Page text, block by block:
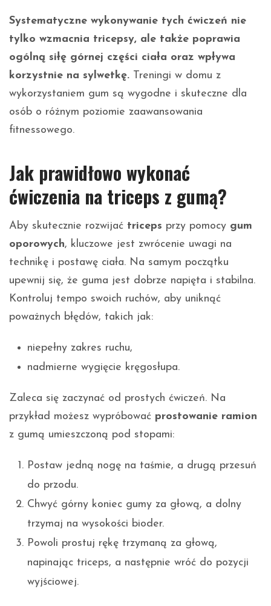
Systematyczne wykonywanie tych ćwiczeń nie
tylko wzmacnia tricepsy, ale także poprawia
ogólną siłę górnej części ciała oraz wpływa
korzystnie na sylwetkę. Treningi w domu z
wykorzystaniem gum są wygodne i skuteczne dla
osób o różnym poziomie zaawansowania
fitnessowego.
Jak prawidłowo wykonać
ćwiczenia na triceps z gumą?
Aby skutecznie rozwijać triceps przy pomocy gum
oporowych, kluczowe jest zwrócenie uwagi na
technikę i postawę ciała. Na samym początku
upewnij się, że guma jest dobrze napięta i stabilna.
Kontroluj tempo swoich ruchów, aby uniknąć
poważnych błędów, takich jak:
niepełny zakres ruchu,
nadmierne wygięcie kręgosłupa.
Zaleca się zaczynać od prostych ćwiczeń. Na
przykład możesz wypróbować prostowanie ramion
z gumą umieszczoną pod stopami:
Postaw jedną nogę na taśmie, a drugą przesuń
do przodu.
Chwyć górny koniec gumy za głową, a dolny
trzymaj na wysokości bioder.
Powoli prostuj rękę trzymaną za głową,
napinając triceps, a następnie wróć do pozycji
wyjściowej.